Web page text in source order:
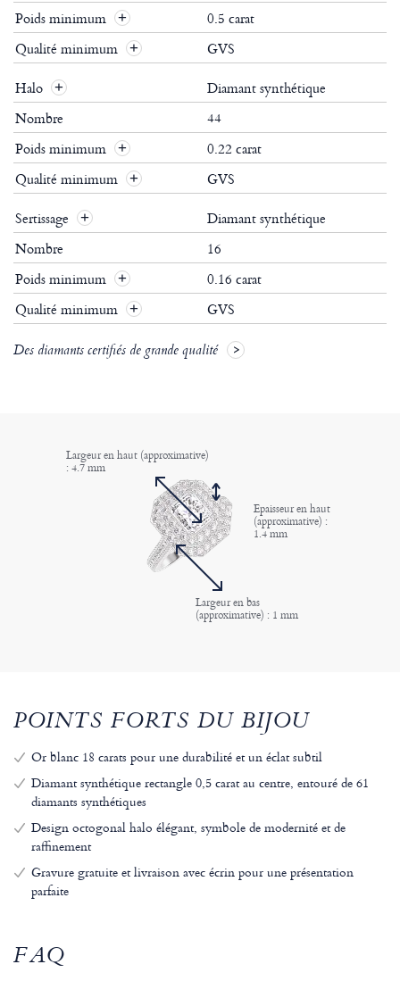
Poids minimum
0.5 carat
Qualité minimum
GVS
Halo
Diamant synthétique
Nombre
44
Poids minimum
0.22 carat
Qualité minimum
GVS
Sertissage
Diamant synthétique
Nombre
16
Poids minimum
0.16 carat
Qualité minimum
GVS
Des diamants certifiés de grande qualité
Largeur en haut (approximative)
: 4.7 mm
Epaisseur en haut
(approximative) :
1.4 mm
Largeur en bas
(approximative) : 1 mm
POINTS FORTS DU BIJOU
Or blanc 18 carats pour une durabilité et un éclat subtil
Diamant synthétique rectangle 0,5 carat au centre, entouré de 61
diamants synthétiques
Design octogonal halo élégant, symbole de modernité et de
raffinement
Gravure gratuite et livraison avec écrin pour une présentation
parfaite
FAQ